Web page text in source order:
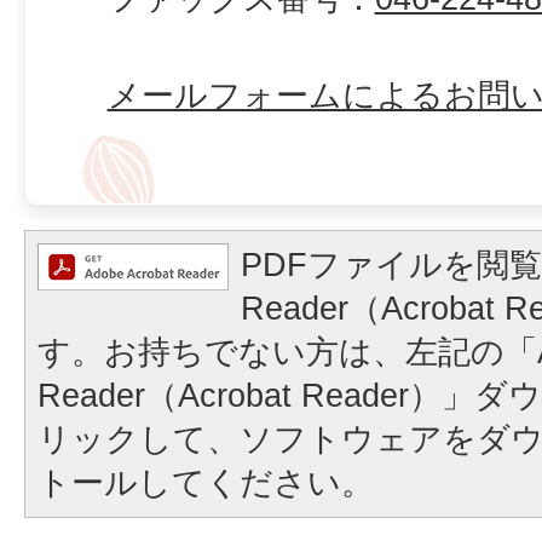
メールフォームによるお問
PDFファイルを閲
Reader（Acrobat
す。お持ちでない方は、左記の
Reader（Acrobat Reader）」ダ
リックして、ソフトウェアをダ
トールしてください。